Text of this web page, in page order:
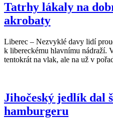
Tatrhy lákaly na
akrobaty
Liberec – Nezvyklé davy lidí
k libereckému hlavnímu nádraží.
tentokrát na vlak, ale na už v
Jihočeský jedlík dal
hamburgeru